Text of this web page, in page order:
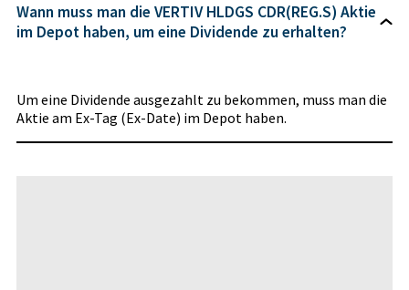
Wann muss man die VERTIV HLDGS CDR(REG.S) Aktie
im Depot haben, um eine Dividende zu erhalten?
Um eine Dividende ausgezahlt zu bekommen, muss man die
Aktie am Ex-Tag (Ex-Date) im Depot haben.